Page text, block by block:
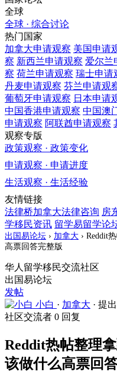
全球
全球 · 综合讨论
热门国家
加拿大申请观察 美国申请
察 新西兰申请观察 爱尔兰
察 荷兰申请观察 瑞士申请
丹麦申请观察 芬兰申请观
葡萄牙申请观察 日本申请
中国香港申请观察 中国澳
申请观察 阿联酋申请观察
观察专版
政策观察 · 政策变化
申请观察 · 申请进度
生活观察 · 生活经验
友情链接
法律桥加拿大法律咨询 房
学移民资讯 留学易留学论
出国易论坛 › 加拿大 › Reddit
高票回答完整版
华人留学移民交流社区
出国易论坛
发帖
小白 · 加拿大 · 提
社区交流者 0 回复
Reddit热帖整理
该做什么高票回